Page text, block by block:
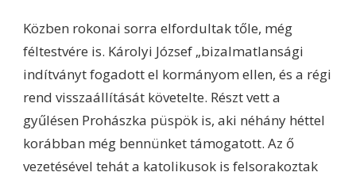
Közben rokonai sorra elfordultak tőle, még
féltestvére is. Károlyi József „bizalmatlansági
indítványt fogadott el kormányom ellen, és a régi
rend visszaállítását követelte. Részt vett a
gyűlésen Prohászka püspök is, aki néhány héttel
korábban még bennünket támogatott. Az ő
vezetésével tehát a katolikusok is felsorakoztak